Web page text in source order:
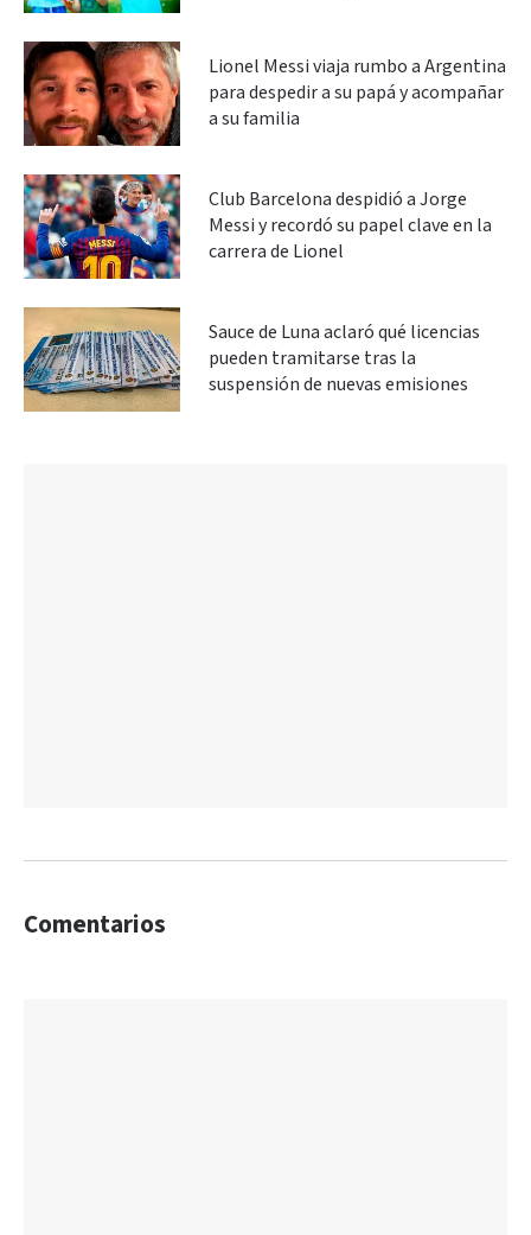
Lionel Messi viaja rumbo a Argentina
para despedir a su papá y acompañar
a su familia
Club Barcelona despidió a Jorge
Messi y recordó su papel clave en la
carrera de Lionel
Sauce de Luna aclaró qué licencias
pueden tramitarse tras la
suspensión de nuevas emisiones
Comentarios